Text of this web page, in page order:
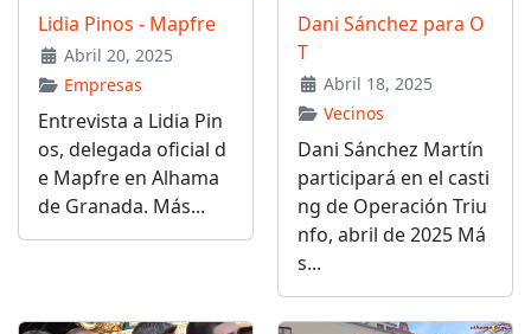
Lidia Pinos - Mapfre
Abril 20, 2025
Empresas
Entrevista a Lidia Pin
os, delegada oficial d
e Mapfre en Alhama
de Granada. Más...
Dani Sánchez para O
T
Abril 18, 2025
Vecinos
Dani Sánchez Martín
participará en el casti
ng de Operación Triu
nfo, abril de 2025 Má
s...